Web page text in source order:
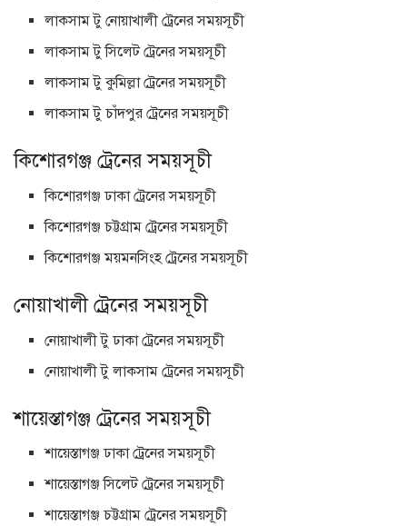
লাকসাম টু নোয়াখালী ট্রেনের সময়সূচী
লাকসাম টু সিলেট ট্রেনের সময়সূচী
লাকসাম টু কুমিল্লা ট্রেনের সময়সূচী
লাকসাম টু চাঁদপুর ট্রেনের সময়সূচী
কিশোরগঞ্জ ট্রেনের সময়সূচী
কিশোরগঞ্জ ঢাকা ট্রেনের সময়সূচী
কিশোরগঞ্জ চট্টগ্রাম ট্রেনের সময়সূচী
কিশোরগঞ্জ ময়মনসিংহ ট্রেনের সময়সূচী
নোয়াখালী ট্রেনের সময়সূচী
নোয়াখালী টু ঢাকা ট্রেনের সময়সূচী
নোয়াখালী টু লাকসাম ট্রেনের সময়সূচী
শায়েস্তাগঞ্জ ট্রেনের সময়সূচী
শায়েস্তাগঞ্জ ঢাকা ট্রেনের সময়সূচী
শায়েস্তাগঞ্জ সিলেট ট্রেনের সময়সূচী
শায়েস্তাগঞ্জ চট্টগ্রাম ট্রেনের সময়সূচী